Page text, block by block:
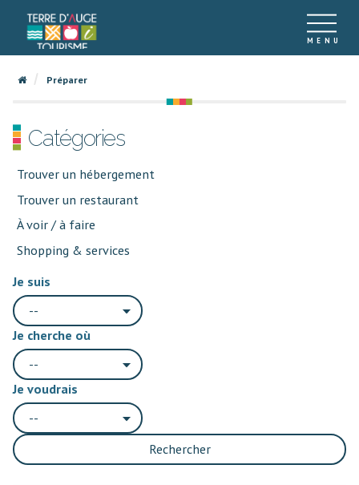
Préparer
Catégories
Trouver un hébergement
Trouver un restaurant
À voir / à faire
Shopping & services
Je suis
--
Je cherche où
--
Je voudrais
--
Rechercher